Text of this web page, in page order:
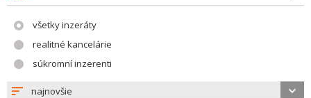
všetky inzeráty
realitné kancelárie
súkromní inzerenti
najnovšie